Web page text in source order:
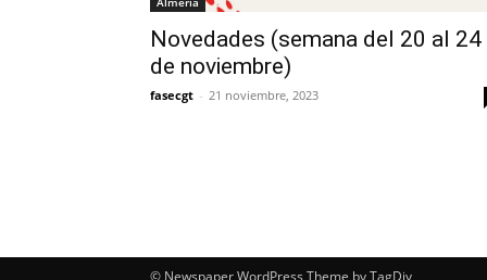
Novedades (semana del 20 al 24
de noviembre)
fasecgt - 21 noviembre, 2023
© Newspaper WordPress Theme by TagDiv